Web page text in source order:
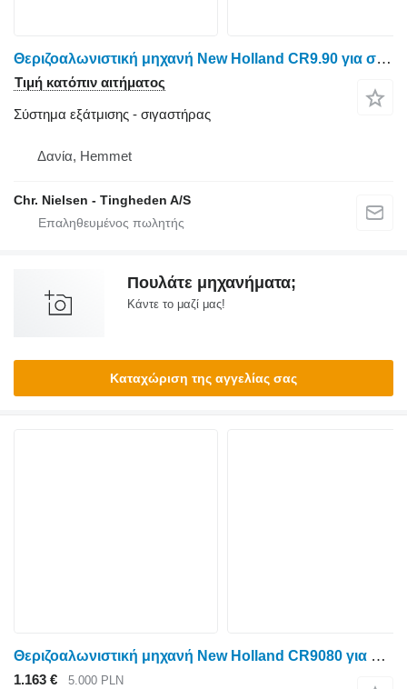
Θεριζοαλωνιστική μηχανή New Holland CR9.90 για σιγαστήρας
Τιμή κατόπιν αιτήματος
Σύστημα εξάτμισης - σιγαστήρας
Δανία, Hemmet
Chr. Nielsen - Tingheden A/S
Πουλάτε μηχανήματα;
Κάντε το μαζί μας!
Καταχώριση της αγγελίας σας
Θεριζοαλωνιστική μηχανή New Holland CR9080 για σιγαστήρας New Holland CR9080 ΑΝΤΑΛΛΑΚΤΙΚΑ ΣΙΓΑΣΤΡΑΣ 84458549
1.163 € 5.000 PLN